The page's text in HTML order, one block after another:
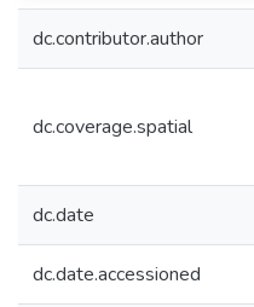
dc.contributor.author
dc.coverage.spatial
dc.date
dc.date.accessioned